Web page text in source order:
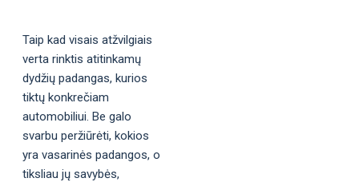
Taip kad visais atžvilgiais
verta rinktis atitinkamų
dydžių padangas, kurios
tiktų konkrečiam
automobiliui. Be galo
svarbu peržiūrėti, kokios
yra vasarinės padangos, o
tiksliau jų savybės,